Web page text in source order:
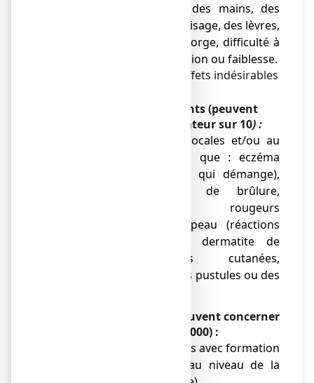
(urticaire), gonflement des mains, des
pieds, des chevilles, du visage, des lèvres,
de la bouche ou de la gorge, difficulté à
respirer, chute de la tension ou faiblesse.
Vous pouvez souffrir des effets indésirables
Effets indésirables fréquents (peuvent
concerner jusqu’à 1 utilisateur sur 10) :
● réactions cutanées locales et/ou au
site d’application telles que : eczéma
(peau sèche, rouge et qui démange),
rougeurs, sensations de brûlure,
démangeaisons, rougeurs
inflammatoires de la peau (réactions
allergiques locales et dermatite de
contact), éruptions cutanées,
éventuellement avec des pustules ou des
Effet indésirables rare (peuvent concerner
jusqu’à 1 utilisateur sur 1 000) :
● Apparition de rougeurs avec formation
de cloques ou bulles au niveau de la